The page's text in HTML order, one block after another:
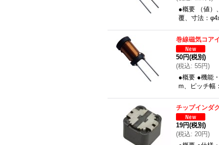
●概要 （値）
覆、寸法：
巻線磁気コア
50円(税別)
(税込: 55円)
●概要 ●機能
m、ピッチ幅
チップインダ
19円(税別)
(税込: 20円)